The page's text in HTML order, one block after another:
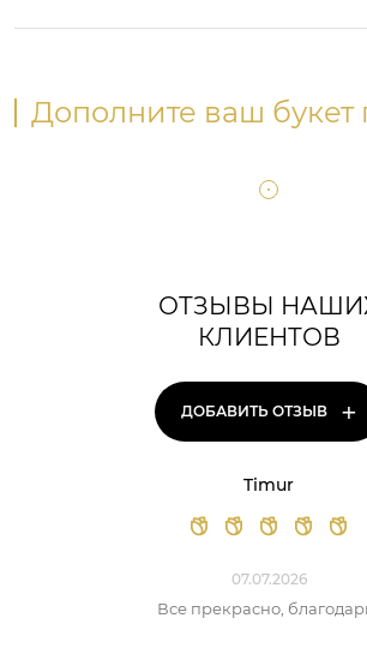
Дополните ваш букет
ОТЗЫВЫ
КЛИЕНТОВ
ДОБАВИТЬ ОТЗЫВ +
Timur
07.07.2026
Все прекрасно,